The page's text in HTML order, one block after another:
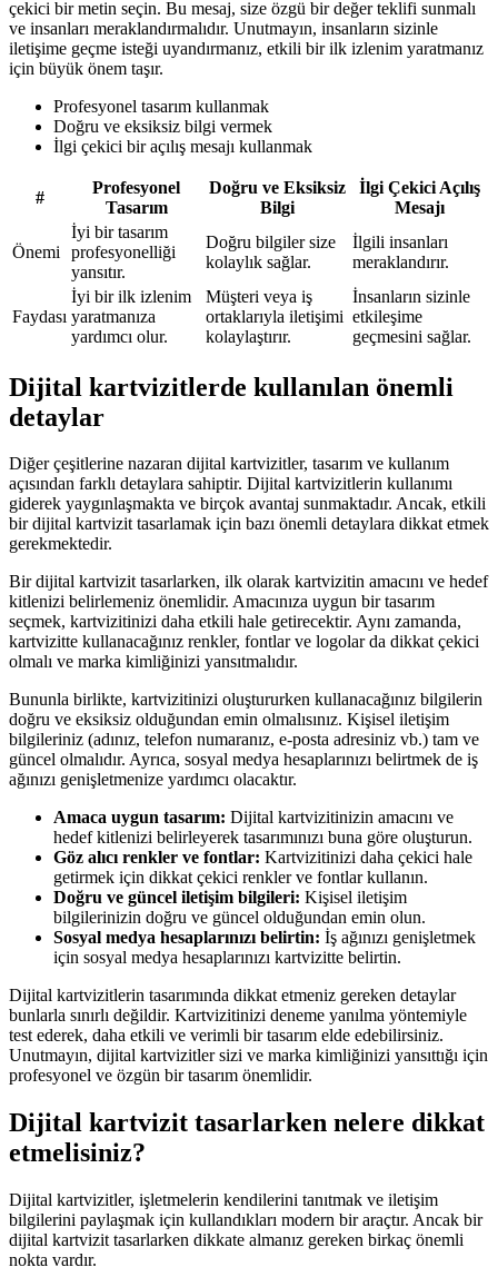
çekici bir metin seçin. Bu mesaj, size özgü bir değer teklifi sunmalı
ve insanları meraklandırmalıdır. Unutmayın, insanların sizinle
iletişime geçme isteği uyandırmanız, etkili bir ilk izlenim yaratmanız
için büyük önem taşır.
Profesyonel tasarım kullanmak
Doğru ve eksiksiz bilgi vermek
İlgi çekici bir açılış mesajı kullanmak
#
Profesyonel
Tasarım
Doğru ve Eksiksiz
Bilgi
İlgi Çekici Açılış
Mesajı
Önemi
İyi bir tasarım
profesyonelliği
yansıtır.
Doğru bilgiler size
kolaylık sağlar.
İlgili insanları
meraklandırır.
Faydası
İyi bir ilk izlenim
yaratmanıza
yardımcı olur.
Müşteri veya iş
ortaklarıyla iletişimi
kolaylaştırır.
İnsanların sizinle
etkileşime
geçmesini sağlar.
Dijital kartvizitlerde kullanılan önemli
detaylar
Diğer çeşitlerine nazaran dijital kartvizitler, tasarım ve kullanım
açısından farklı detaylara sahiptir. Dijital kartvizitlerin kullanımı
giderek yaygınlaşmakta ve birçok avantaj sunmaktadır. Ancak, etkili
bir dijital kartvizit tasarlamak için bazı önemli detaylara dikkat etmek
gerekmektedir.
Bir dijital kartvizit tasarlarken, ilk olarak kartvizitin amacını ve hedef
kitlenizi belirlemeniz önemlidir. Amacınıza uygun bir tasarım
seçmek, kartvizitinizi daha etkili hale getirecektir. Aynı zamanda,
kartvizitte kullanacağınız renkler, fontlar ve logolar da dikkat çekici
olmalı ve marka kimliğinizi yansıtmalıdır.
Bununla birlikte, kartvizitinizi oluştururken kullanacağınız bilgilerin
doğru ve eksiksiz olduğundan emin olmalısınız. Kişisel iletişim
bilgileriniz (adınız, telefon numaranız, e-posta adresiniz vb.) tam ve
güncel olmalıdır. Ayrıca, sosyal medya hesaplarınızı belirtmek de iş
ağınızı genişletmenize yardımcı olacaktır.
Amaca uygun tasarım: Dijital kartvizitinizin amacını ve
hedef kitlenizi belirleyerek tasarımınızı buna göre oluşturun.
Göz alıcı renkler ve fontlar: Kartvizitinizi daha çekici hale
getirmek için dikkat çekici renkler ve fontlar kullanın.
Doğru ve güncel iletişim bilgileri: Kişisel iletişim
bilgilerinizin doğru ve güncel olduğundan emin olun.
Sosyal medya hesaplarınızı belirtin: İş ağınızı genişletmek
için sosyal medya hesaplarınızı kartvizitte belirtin.
Dijital kartvizitlerin tasarımında dikkat etmeniz gereken detaylar
bunlarla sınırlı değildir. Kartvizitinizi deneme yanılma yöntemiyle
test ederek, daha etkili ve verimli bir tasarım elde edebilirsiniz.
Unutmayın, dijital kartvizitler sizi ve marka kimliğinizi yansıttığı için
profesyonel ve özgün bir tasarım önemlidir.
Dijital kartvizit tasarlarken nelere dikkat
etmelisiniz?
Dijital kartvizitler, işletmelerin kendilerini tanıtmak ve iletişim
bilgilerini paylaşmak için kullandıkları modern bir araçtır. Ancak bir
dijital kartvizit tasarlarken dikkate almanız gereken birkaç önemli
nokta vardır.